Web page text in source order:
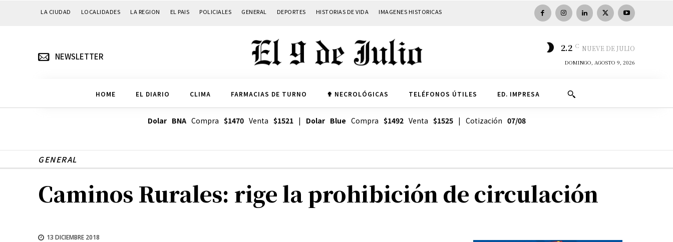
LA CIUDAD LOCALIDADES LA REGION EL PAIS POLICIALES GENERAL DEPORTES HISTORIAS DE VIDA IMAGENES HISTORICAS
NEWSLETTER
2.2 C NUEVE DE JULIO
DOMINGO, AGOSTO 9, 2026
HOME EL DIARIO CLIMA FARMACIAS DE TURNO ✟ NECROLÓGICAS TELÉFONOS ÚTILES ED. IMPRESA
Dolar BNACompra $1470Venta $1521| Dolar Blue Compra $1492Venta $1525| Cotización 07/08
GENERAL
Caminos Rurales: rige la prohibición de circulación
13 DICIEMBRE 2018